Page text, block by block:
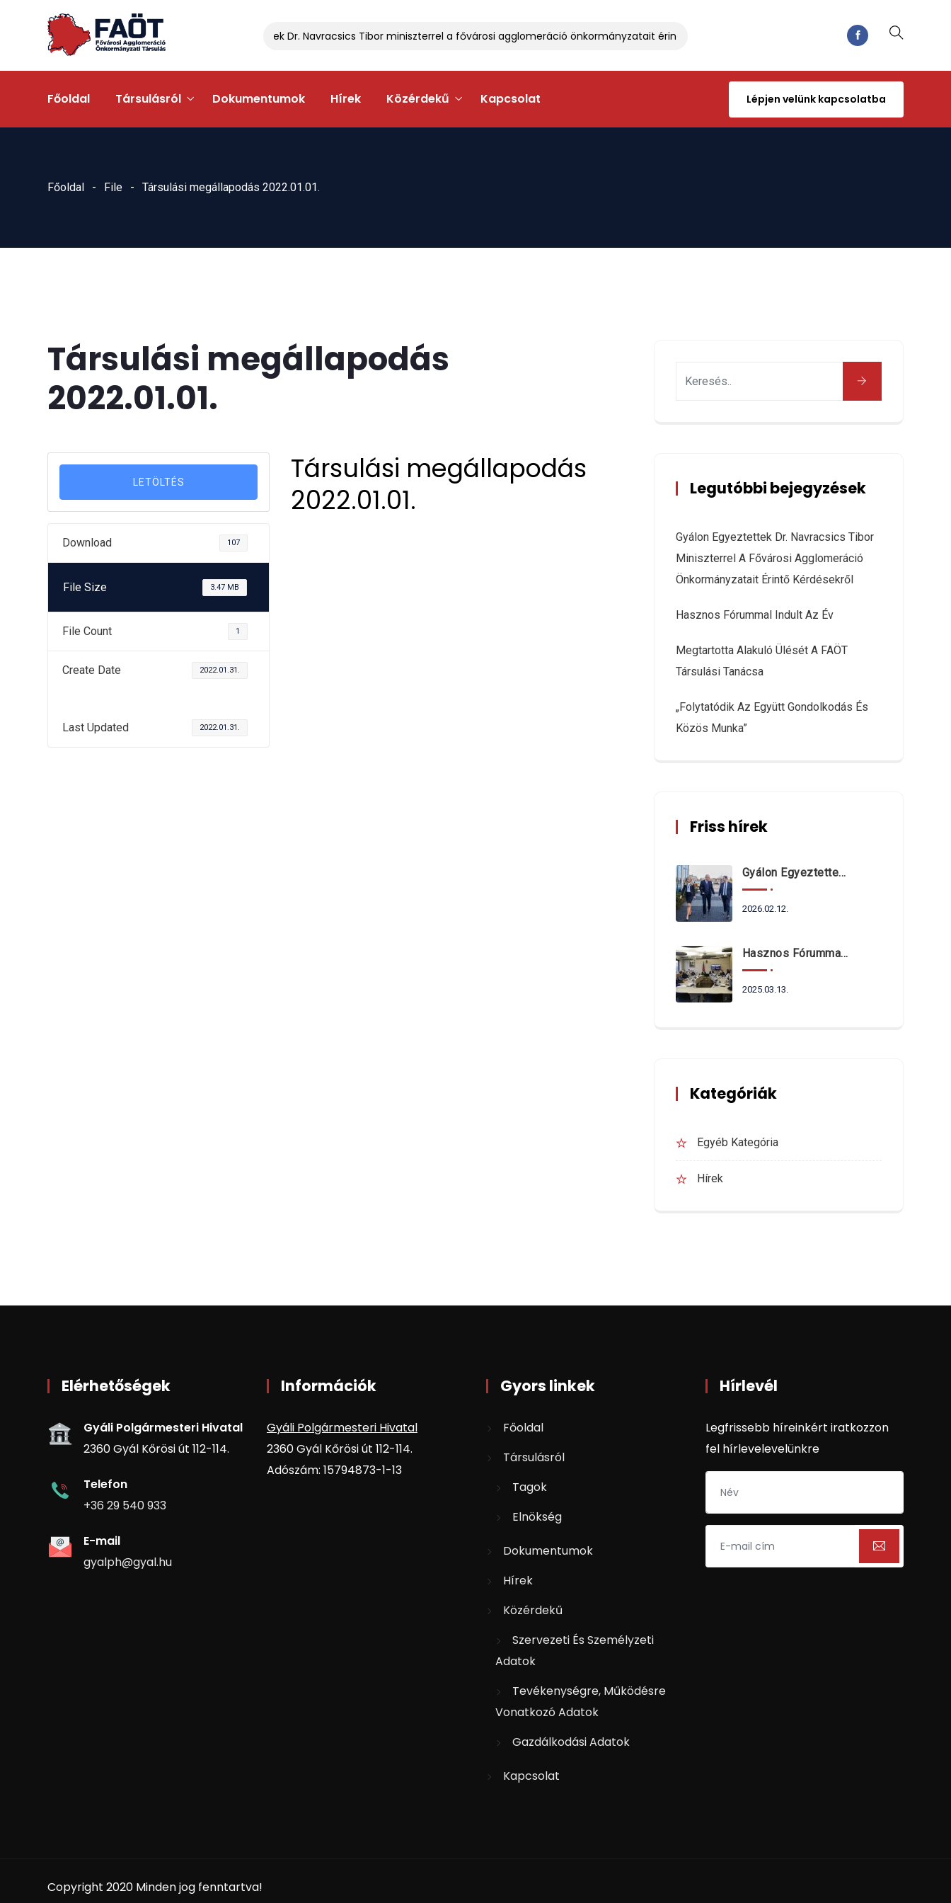
Gyálon egyeztettek Dr. Navracsics Tibor miniszterrel a fővárosi agglomeráció önkormányzatait érintő kérdésekről Hasznos fórummal indult az év
Főoldal Társulásról Dokumentumok Hírek Közérdekű Kapcsolat Lépjen velünk kapcsolatba
Főoldal File Társulási megállapodás 2022.01.01.
Társulási megállapodás
2022.01.01.
LETÖLTÉS
Download 107
File Size 3.47 MB
File Count 1
Create Date 2022.01.31.
Last Updated 2022.01.31.
Társulási megállapodás
2022.01.01.
Legutóbbi bejegyzések
Gyálon Egyeztettek Dr. Navracsics Tibor
Miniszterrel A Fővárosi Agglomeráció
Önkormányzatait Érintő Kérdésekről
Hasznos Fórummal Indult Az Év
Megtartotta Alakuló Ülését A FAÖT
Társulási Tanácsa
„Folytatódik Az Együtt Gondolkodás És
Közös Munka”
Friss hírek
Gyálon Egyeztettek Dr. Navracsics Tibor Miniszterrel A Fővárosi Agglomeráció Önkormányzatait Érintő Kérdésekről
2026.02.12.
Hasznos Fórummal Indult Az Év
2025.03.13.
Kategóriák
Egyéb Kategória
Hírek
Elérhetőségek
Gyáli Polgármesteri Hivatal
2360 Gyál Kőrösi út 112-114.
Telefon
+36 29 540 933
E-mail
gyalph@gyal.hu
Információk
Gyáli Polgármesteri Hivatal
2360 Gyál Kőrösi út 112-114.
Adószám: 15794873-1-13
Gyors linkek
Főoldal
Társulásról
Tagok
Elnökség
Dokumentumok
Hírek
Közérdekű
Szervezeti És Személyzeti
Adatok
Tevékenységre, Működésre
Vonatkozó Adatok
Gazdálkodási Adatok
Kapcsolat
Hírlevél
Legfrissebb híreinkért iratkozzon
fel hírlevelevelünkre
Copyright 2020 Minden jog fenntartva!